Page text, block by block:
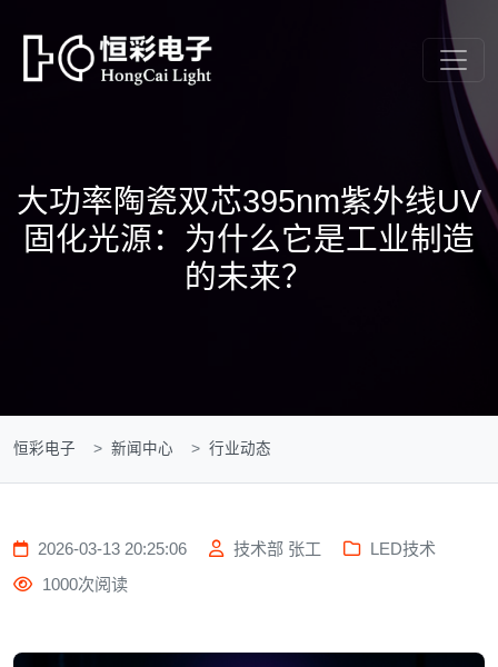
大功率陶瓷双芯395nm紫外线UV
固化光源：为什么它是工业制造
的未来？
恒彩电子 新闻中心 行业动态
2026-03-13 20:25:06 技术部 张工
LED技术
1000次阅读